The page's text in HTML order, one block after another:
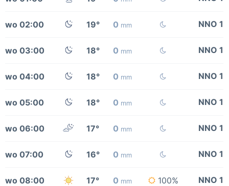
wo 02:00 19° 0 mm NNO 1
wo 03:00 18° 0 mm NNO 1
wo 04:00 18° 0 mm NNO 1
wo 05:00 18° 0 mm NNO 1
wo 06:00 17° 0 mm NNO 1
wo 07:00 16° 0 mm NNO 1
wo 08:00 17° 0 mm 100% NNO 1